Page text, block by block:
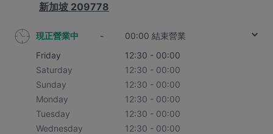
新加坡 209778
現正營業中 -
00:00 結束營業
Friday
12:30 - 00:00
Saturday
12:30 - 00:00
Sunday
12:30 - 00:00
Monday
12:30 - 00:00
Tuesday
12:30 - 00:00
Wednesday
12:30 - 00:00